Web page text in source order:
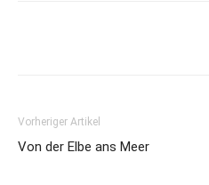
Vorheriger Artikel
Von der Elbe ans Meer